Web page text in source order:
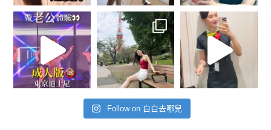
Follow on 白白去哪兒